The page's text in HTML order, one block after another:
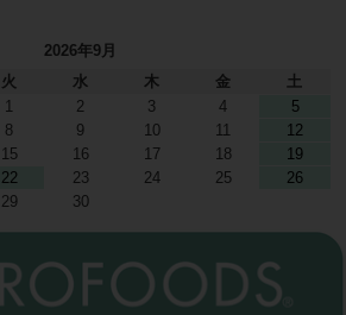
2026年9月
火 水 木 金
土
1
2 3 4
5
8 9 10 11
12
15 16 17 18
19
22 23 24 25
26
29 30